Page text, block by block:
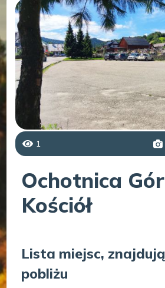
1
Ochotnica
Kościół
Lista miejsc,
pobliżu